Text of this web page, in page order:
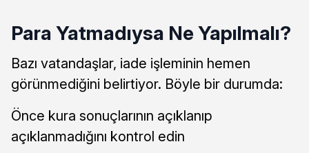
Para Yatmadıysa Ne Yapılmalı?
Bazı vatandaşlar, iade işleminin hemen
görünmediğini belirtiyor. Böyle bir durumda:
Önce kura sonuçlarının açıklanıp
açıklanmadığını kontrol edin